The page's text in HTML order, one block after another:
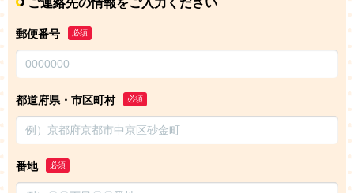
ご連絡先の情報をご入力ください
郵便番号 必須
都道府県・市区町村 必須
番地 必須